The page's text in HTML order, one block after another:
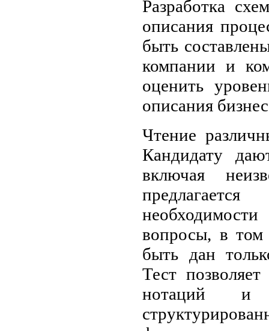
Разработка
описания
быть
компании и
оценить
описания
Чтение
Кандидату
включая
вопросы, в том
быть дан
Тест
нотаций и